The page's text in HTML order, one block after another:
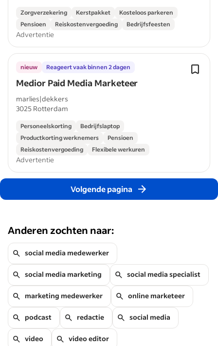
Zorgverzekering Kerstpakket
Kosteloos parkeren
Pensioen
Reiskostenvergoeding Bedrijfsfeesten
Advertentie
Medior Paid Media Marketeer
nieuw Reageert vaak binnen 2 dagen
marlies|dekkers
3025 Rotterdam
Personeelskorting
Bedrijfslaptop
Productkorting werknemers
Pensioen
Reiskostenvergoeding
Flexibele werkuren
Advertentie
Volgende pagina
Anderen zochten naar:
social media medewerker
social media marketing social media specialist
marketing medewerker online marketeer
podcast redactie social media
video video editor